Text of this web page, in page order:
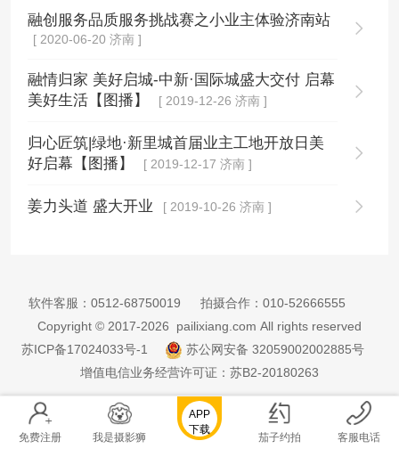
融创服务品质服务挑战赛之小业主体验济南站
[ 2020-06-20 济南 ]
融情归家 美好启城-中新·国际城盛大交付 启幕
美好生活【图播】
[ 2019-12-26 济南 ]
归心匠筑|绿地·新里城首届业主工地开放日美
好启幕【图播】
[ 2019-12-17 济南 ]
姜力头道 盛大开业 [ 2019-10-26 济南 ]
软件客服： 0512-68750019 拍摄合作： 010-52666555
Copyright © 2017-2026 pailixiang.com All rights reserved
苏ICP备17024033号-1
苏公网安备 32059002002885号
增值电信业务经营许可证：苏B2-20180263
免费注册 我是摄影狮
APP
下载
茄子约拍 客服电话